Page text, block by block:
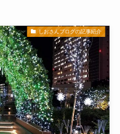
しおさんブログの記事紹介